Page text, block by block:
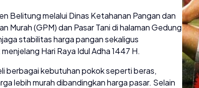
Belitung melalui Dinas Ketahanan Pangan dan
Murah (GPM) dan Pasar Tani di halaman Gedung
stabilitas harga pangan sekaligus
Hari Raya Idul Adha 1447 H.
berbagai kebutuhan pokok seperti beras,
lebih murah dibandingkan harga pasar. Selain